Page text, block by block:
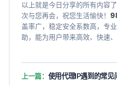
以上就是今日分享的所有内容
次与您再会，祝您生活愉快！
盖率广，稳定安全系数高，专
助，能为用户带来高效、快速、
上一篇： 使用代理IP遇到的常见